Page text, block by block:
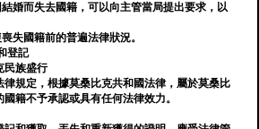
婚而失去國籍，可以向主管當局提出要求，以
失國籍前的普遍法律狀況。
登記
民族盛行
律規定，根據莫桑比克共和國法律，屬於莫桑比
籍不予承認或具有任何法律效力。